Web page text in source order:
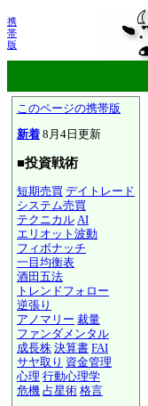
携
帯
版
このページの携帯版
新着 8月4日更新
■投資戦術
短期売買 デイトレード
システム売買
テクニカル AI
エリオット波動
フィボナッチ
一目均衡表
酒田五法
トレンドフォロー
逆張り
アノマリー 裁量
ファンダメンタル
成長株 決算書 FAI
サヤ取り 資金管理
心理 行動心理学
危機 占星術 格言